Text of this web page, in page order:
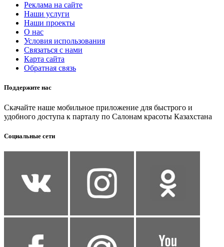
Реклама на сайте
Наши услуги
Наши проекты
О нас
Условия использования
Связаться с нами
Карта сайта
Обратная связь
Поддержите нас
Скачайте наше мобильное приложение для быстрого и
удобного доступа к парталу по Салонам красоты Казахстана
Социальные сети